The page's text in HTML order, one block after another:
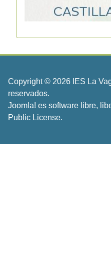
Copyright © 2026 IES La
reservados.
Joomla! es software libre,
Public License.